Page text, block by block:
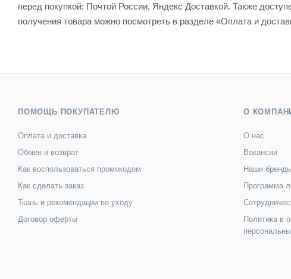
перед покупкой: Почтой России, Яндекс Доставкой. Также
получения товара можно посмотреть в разделе «Оплата и
ПОМОЩЬ ПОКУПАТЕЛЮ
Оплата и доставка
Обмен и возврат
Как воспользоваться промокодом
Как сделать заказ
Ткань и рекомендации по уходу
Договор оферты
О
О нас
Вакансии
Наши
Программа
Политика в